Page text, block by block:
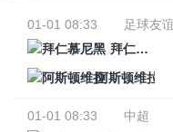
01-01 08:33
足球友
拜仁慕尼黑
阿斯顿维拉
01-01 08:33
中超